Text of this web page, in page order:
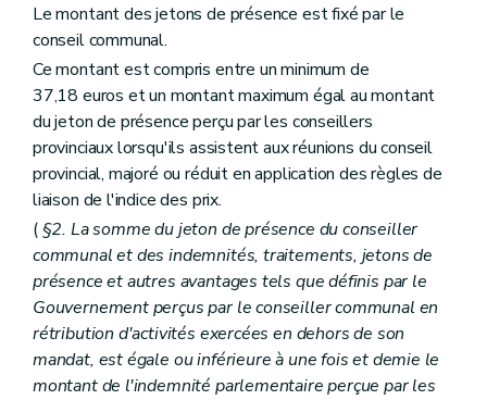
Art. L1431-1
Titre IV Administration des (secteurs)
Chapitre unique
Art. L1441-1
Titre V Les finances des (secteurs)
Chapitre unique
Art. L1451-1
Art. L1451-2
Art. L1451-3
Livre V De la coopération entre communes
Titre premier Dispositions générales
Chapitre premier Champ d'application
Art. L1511-1
Chapitre II Les modes de coopération
Section première Les conventions entre communes
Art. L1512-1
Section 2
Les associations de projet
Art. L1512-2
Section 3 Les associations intercommunales
Le montant des jetons de présence est fixé par le
conseil communal.
Ce montant est compris entre un minimum de
37,18 euros et un montant maximum égal au montant
du jeton de présence perçu par les conseillers
provinciaux lorsqu'ils assistent aux réunions du conseil
provincial, majoré ou réduit en application des règles de
liaison de l'indice des prix.
( §2. La somme du jeton de présence du conseiller
communal et des indemnités, traitements, jetons de
présence et autres avantages tels que définis par le
Gouvernement perçus par le conseiller communal en
rétribution d'activités exercées en dehors de son
mandat, est égale ou inférieure à une fois et demie le
montant de l'indemnité parlementaire perçue par les